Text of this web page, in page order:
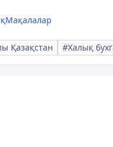
Мақалалар
Қазақстан #Халық